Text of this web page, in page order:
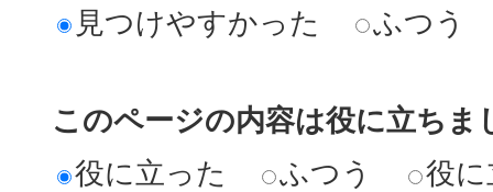
見つけやすかった
ふつう
このページの内容は役に立ちま
役に立った
ふつう 役